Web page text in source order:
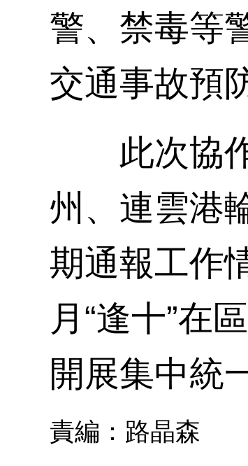
警、禁毒等
交通事故預
此次協作
州、連雲港
期通報工作
月“逢十”在
開展集中統
責編：路晶森